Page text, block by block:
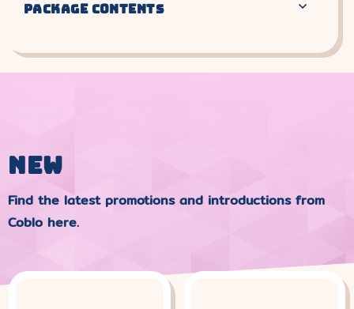
PACKAGE CONTENTS
NEW
Find the latest promotions and introductions from
Coblo here.